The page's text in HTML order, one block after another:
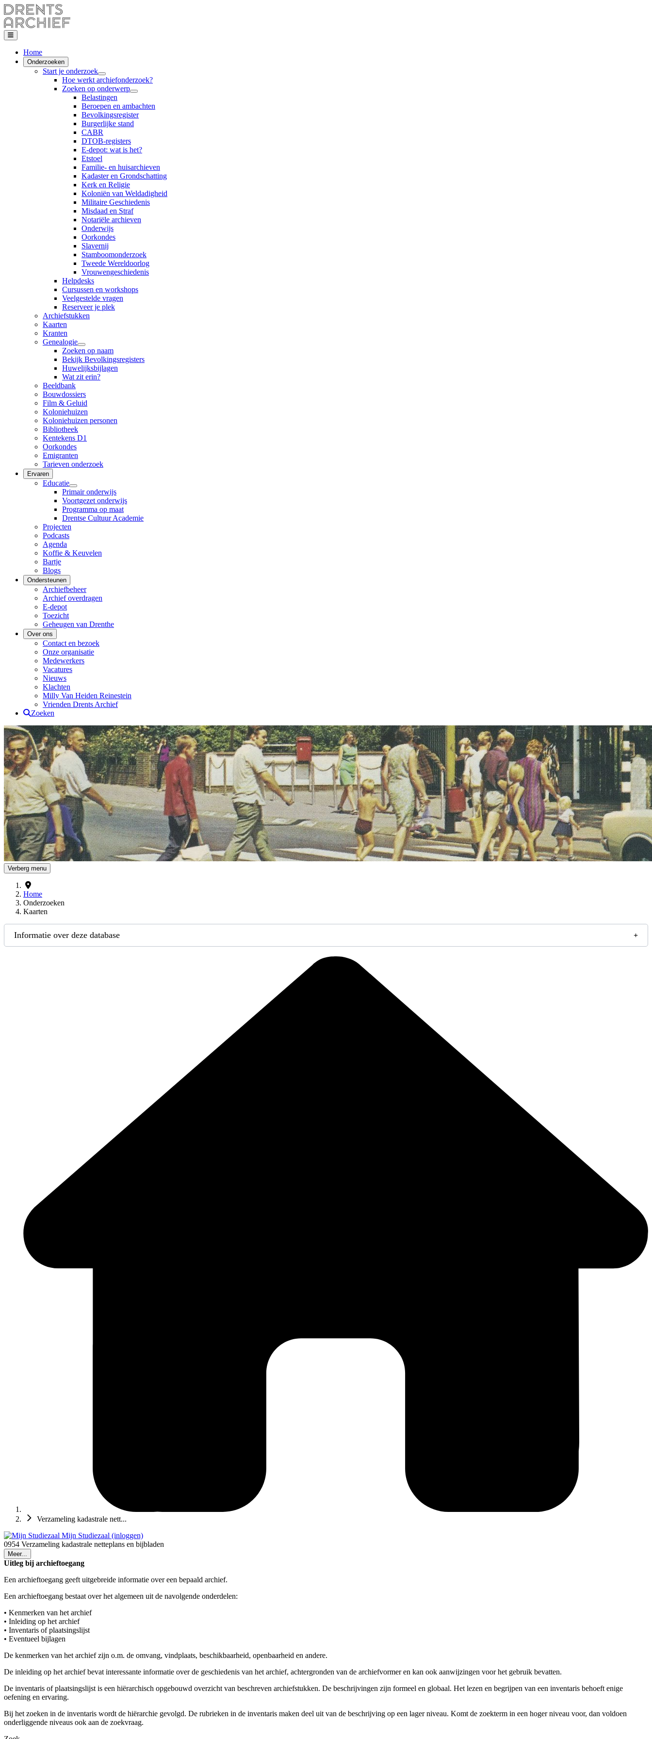
Home
Onderzoeken
Start je onderzoek
Hoe werkt archiefonderzoek?
Zoeken op onderwerp
Belastingen
Beroepen en ambachten
Bevolkingsregister
Burgerlijke stand
CABR
DTOB-registers
E-depot: wat is het?
Etstoel
Familie- en huisarchieven
Kadaster en Grondschatting
Kerk en Religie
Koloniën van Weldadigheid
Militaire Geschiedenis
Misdaad en Straf
Notariële archieven
Onderwijs
Oorkondes
Slavernij
Stamboomonderzoek
Tweede Wereldoorlog
Vrouwengeschiedenis
Helpdesks
Cursussen en workshops
Veelgestelde vragen
Reserveer je plek
Archiefstukken
Kaarten
Kranten
Genealogie
Zoeken op naam
Bekijk Bevolkingsregisters
Huwelijksbijlagen
Wat zit erin?
Beeldbank
Bouwdossiers
Film & Geluid
Koloniehuizen
Koloniehuizen personen
Bibliotheek
Kentekens D1
Oorkondes
Emigranten
Tarieven onderzoek
Ervaren
Educatie
Primair onderwijs
Voortgezet onderwijs
Programma op maat
Drentse Cultuur Academie
Projecten
Podcasts
Agenda
Koffie & Keuvelen
Bartje
Blogs
Ondersteunen
Archiefbeheer
Archief overdragen
E-depot
Toezicht
Geheugen van Drenthe
Over ons
Contact en bezoek
Onze organisatie
Medewerkers
Vacatures
Nieuws
Klachten
Milly Van Heiden Reinestein
Vrienden Drents Archief
Zoeken
Drents Archief
Verberg menu
Home
Onderzoeken
Kaarten
Informatie over deze database
Verzameling kadastrale nett...
Mijn Studiezaal (inloggen)
0954 Verzameling kadastrale netteplans en bijbladen
Meer...
Uitleg bij archieftoegang
Een archieftoegang geeft uitgebreide informatie over een bepaald archief.
Een archieftoegang bestaat over het algemeen uit de navolgende onderdelen:
• Kenmerken van het archief
• Inleiding op het archief
• Inventaris of plaatsingslijst
• Eventueel bijlagen
De kenmerken van het archief zijn o.m. de omvang, vindplaats, beschikbaarheid, openbaarheid en andere.
De inleiding op het archief bevat interessante informatie over de geschiedenis van het archief, achtergronden van de archiefvormer en kan ook aanwijzingen voor het gebruik bevatten.
De inventaris of plaatsingslijst is een hiërarchisch opgebouwd overzicht van beschreven archiefstukken. De beschrijvingen zijn formeel en globaal. Het lezen en begrijpen van een inventaris behoeft enige
oefening en ervaring.
Bij het zoeken in de inventaris wordt de hiërarchie gevolgd. De rubrieken in de inventaris maken deel uit van de beschrijving op een lager niveau. Komt de zoekterm in een hoger niveau voor, dan voldoen
onderliggende niveaus ook aan de zoekvraag.